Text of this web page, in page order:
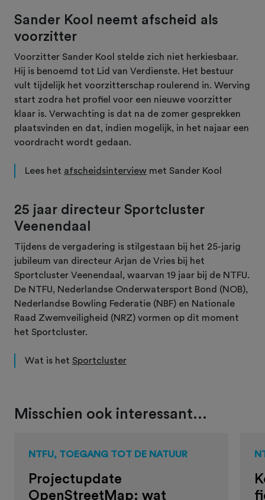
Sander Kool neemt afscheid als
voorzitter
Voorzitter Sander Kool stelde zich niet herkiesbaar.
Hij is benoemd tot Lid van Verdienste. Het bestuur
vult tijdelijk het voorzitterschap roulerend in. Werving
start zodra het profiel voor een nieuwe voorzitter
klaar is. Verwachting is dat na de zomer gesprekken
plaatsvinden en dat, indien mogelijk, in het najaar een
voordracht wordt gedaan.
Lees het afscheidsinterview met Sander Kool
25 jaar directeur Sportcluster
Veenendaal
Tijdens de vergadering is stilgestaan bij het 25-jarig
jubileum van directeur Arjan de Vries bij het
Sportcluster Veenendaal, waarvan 19 jaar bij de NTFU.
De NTFU, Nederlandse Onderwatersport Bond (NOB),
Nederlandse Bowling Federatie (NBF) en Nationale
Raad Zwemveiligheid (NRZ) vormen op dit moment
het Sportcluster.
Wat is het Sportcluster
Misschien ook interessant...
NTFU, TOEGANG TOT DE NATUUR
Projectupdate
OpenStreetMap: wat